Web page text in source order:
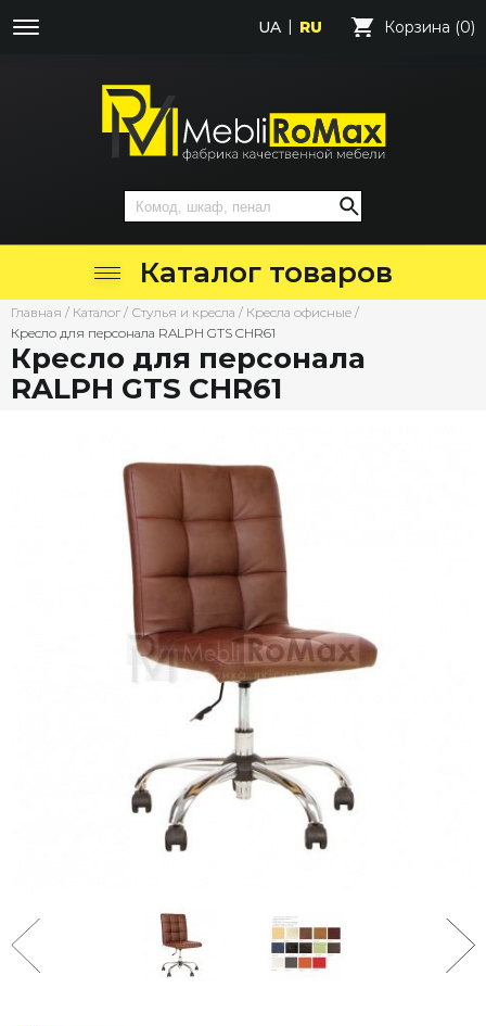
UA RU Корзина (0)
Каталог товаров
Главная / Каталог / Стулья и кресла / Кресла офисные /
Кресло для персонала RALPH GTS CHR61
Кресло для персонала
RALPH GTS CHR61